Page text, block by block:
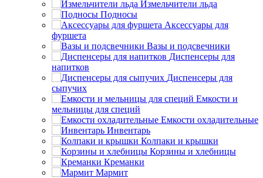
Измельчители льда
Подносы
Аксессуары для
фуршета
Вазы и подсвечники
Диспенсеры для
напитков
Диспенсеры для
сыпучих
Емкости и
мельницы для специй
Емкости охладительные
Инвентарь
Колпаки и крышки
Корзины и хлебницы
Креманки
Мармит